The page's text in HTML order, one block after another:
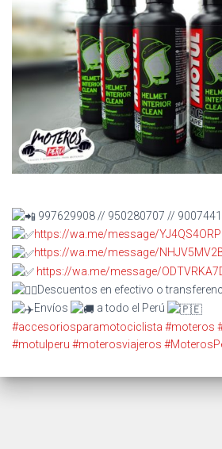
997629908 // 950280707 //
https://wa.me/message/
https://wa.me/message/
https://wa.me/message/
Descuentos en efectivo o
Envíos
a todo el Perú
#accesoriosparamotociclista #moteros
#motulperu #moterosviajeros